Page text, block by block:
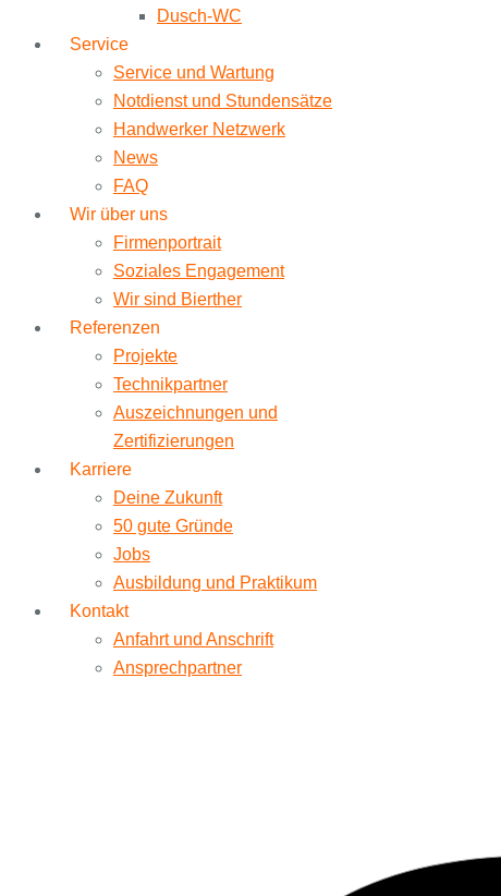
Dusch-WC
Service
Service und Wartung
Notdienst und Stundensätze
Handwerker Netzwerk
News
FAQ
Wir über uns
Firmenportrait
Soziales Engagement
Wir sind Bierther
Referenzen
Projekte
Technikpartner
Auszeichnungen und
Zertifizierungen
Karriere
Deine Zukunft
50 gute Gründe
Jobs
Ausbildung und Praktikum
Kontakt
Anfahrt und Anschrift
Ansprechpartner